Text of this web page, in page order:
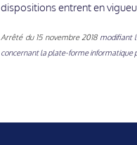
dispositions entrent en
Arrêté du 15 novembre 2018modifiant
concernant la plate-forme informatique